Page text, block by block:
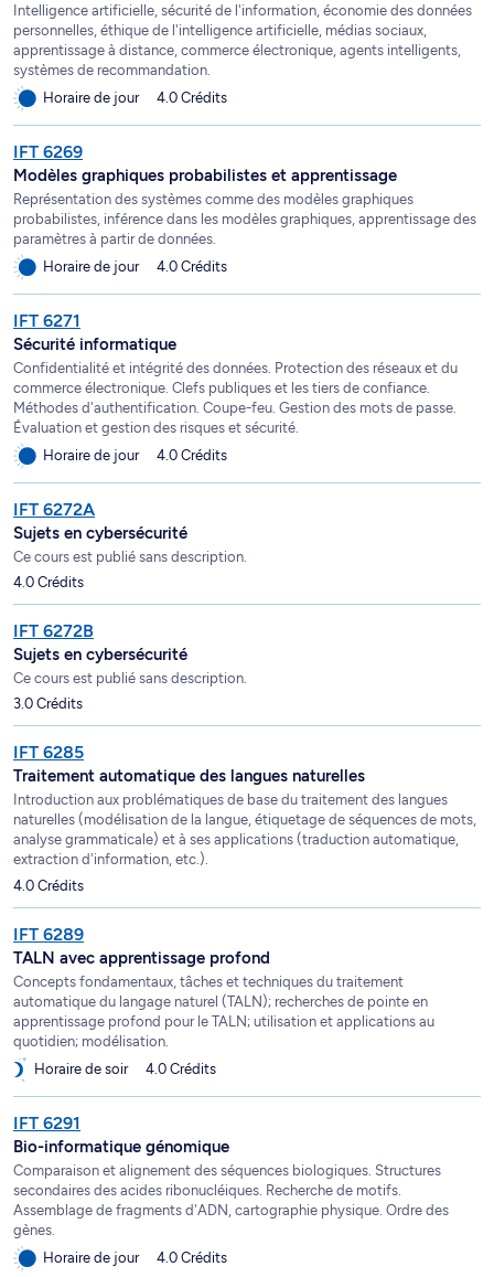
Intelligence artificielle, sécurité de l'information, économie des données
personnelles, éthique de l'intelligence artificielle, médias sociaux,
apprentissage à distance, commerce électronique, agents intelligents,
systèmes de recommandation.
Horaire de jour
4.0 Crédits
IFT 6269
Modèles graphiques probabilistes et apprentissage
Représentation des systèmes comme des modèles graphiques
probabilistes, inférence dans les modèles graphiques, apprentissage des
paramètres à partir de données.
Horaire de jour
4.0 Crédits
IFT 6271
Sécurité informatique
Confidentialité et intégrité des données. Protection des réseaux et du
commerce électronique. Clefs publiques et les tiers de confiance.
Méthodes d'authentification. Coupe-feu. Gestion des mots de passe.
Évaluation et gestion des risques et sécurité.
Horaire de jour
4.0 Crédits
IFT 6272A
Sujets en cybersécurité
Ce cours est publié sans description.
4.0 Crédits
IFT 6272B
Sujets en cybersécurité
Ce cours est publié sans description.
3.0 Crédits
IFT 6285
Traitement automatique des langues naturelles
Introduction aux problématiques de base du traitement des langues
naturelles (modélisation de la langue, étiquetage de séquences de mots,
analyse grammaticale) et à ses applications (traduction automatique,
extraction d'information, etc.).
4.0 Crédits
IFT 6289
TALN avec apprentissage profond
Concepts fondamentaux, tâches et techniques du traitement
automatique du langage naturel (TALN); recherches de pointe en
apprentissage profond pour le TALN; utilisation et applications au
quotidien; modélisation.
Horaire de soir
4.0 Crédits
IFT 6291
Bio-informatique génomique
Comparaison et alignement des séquences biologiques. Structures
secondaires des acides ribonucléiques. Recherche de motifs.
Assemblage de fragments d'ADN, cartographie physique. Ordre des
gènes.
Horaire de jour
4.0 Crédits